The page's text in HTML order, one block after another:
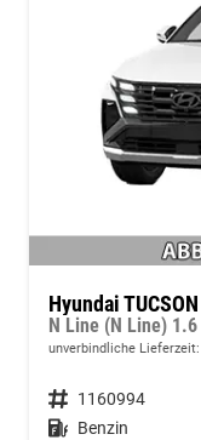
Hyundai TUCSON
N Line (N Line) 1.6
unverbindliche Lieferzeit:
Fahrzeugnummer 1160994
Kraftstoff Benzin